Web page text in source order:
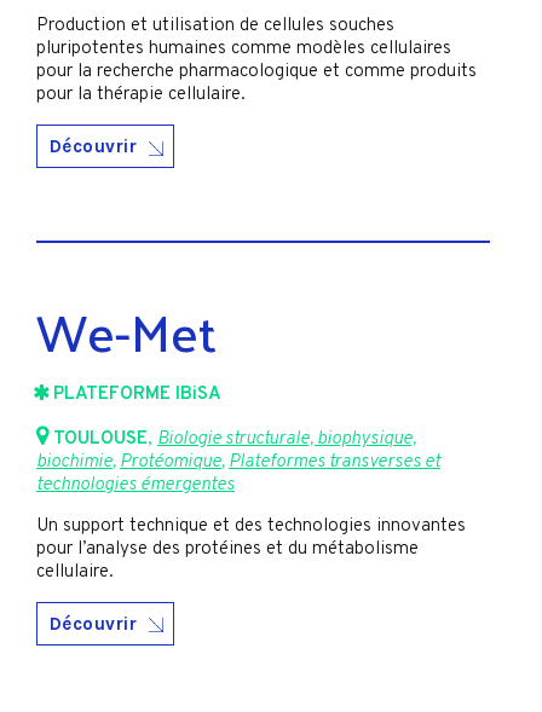
Production et utilisation de cellules souches
pluripotentes humaines comme modèles cellulaires
pour la recherche pharmacologique et comme produits
pour la thérapie cellulaire.
Découvrir
We-Met
PLATEFORME IBiSA
TOULOUSE, Biologie structurale, biophysique,
biochimie, Protéomique, Plateformes transverses et
technologies émergentes
Un support technique et des technologies innovantes
pour l’analyse des protéines et du métabolisme
cellulaire.
Découvrir